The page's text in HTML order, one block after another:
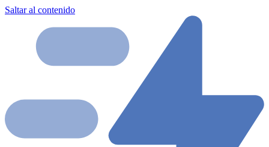
Saltar al contenido